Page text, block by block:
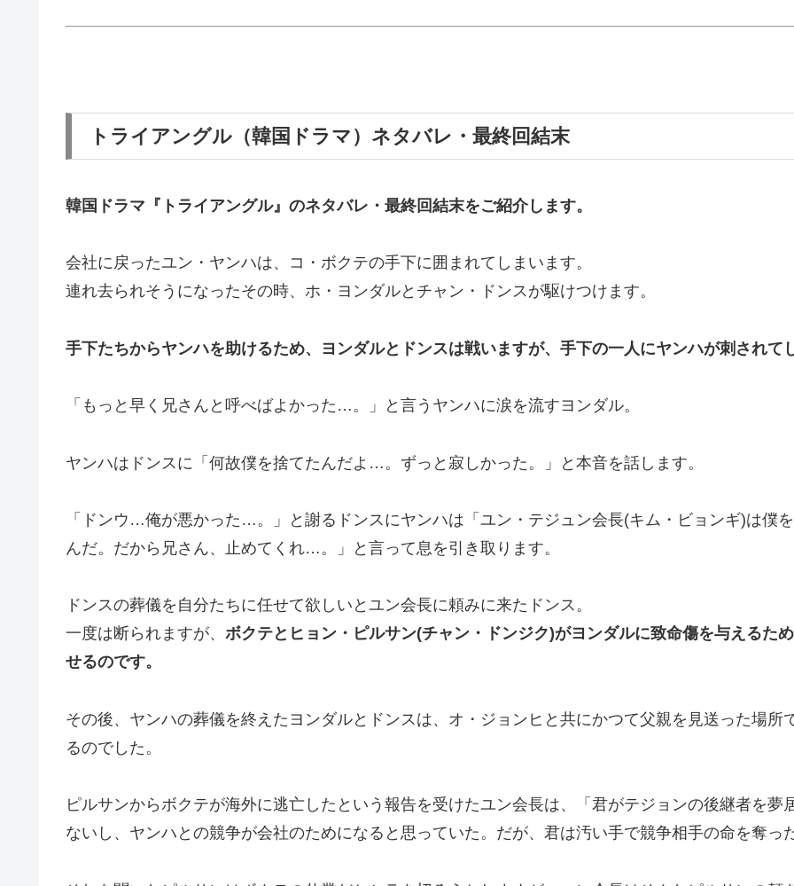
トライアングル（韓国ドラマ）ネタバレ・最終回結末
韓国ドラマ『トライアングル』のネタバレ・最終回結末をご紹介します。
会社に戻ったユン・ヤンハは、コ・ボクテの手下に囲まれてしまいます。
連れ去られそうになったその時、ホ・ヨンダルとチャン・ドンスが駆けつけます。
手下たちからヤンハを助けるため、ヨンダルとドンスは戦いますが、手下の一人にヤンハが刺されて
「もっと早く兄さんと呼べばよかった…。」と言うヤンハに涙を流すヨンダル。
ヤンハはドンスに「何故僕を捨てたんだよ…。ずっと寂しかった。」と本音を話します。
「ドンウ…俺が悪かった…。」と謝るドンスにヤンハは「ユン・テジュン会長(キム・ビョンギ)は僕
んだ。だから兄さん、止めてくれ…。」と言って息を引き取ります。
ドンスの葬儀を自分たちに任せて欲しいとユン会長に頼みに来たドンス。
一度は断られますが、 ボクテと ヒョン・ピルサン(チャン・ドンジク)がヨンダルに致命傷を与えるた
せるのです。
その後、ヤンハの葬儀を終えたヨンダルとドンスは、オ・ジョンヒと共にかつて父親を見送った場
るのでした。
ピルサンからボクテが海外に逃亡したという報告を受けたユン会長は、「君がテジョンの後継者を
ないし、ヤンハとの競争が会社のためになると思っていた。だが、君は汚い手で競争相手の命を奪っ